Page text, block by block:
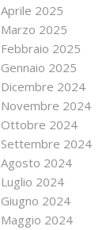
Aprile 2025
Marzo 2025
Febbraio 2025
Gennaio 2025
Dicembre 2024
Novembre 2024
Ottobre 2024
Settembre 2024
Agosto 2024
Luglio 2024
Giugno 2024
Maggio 2024